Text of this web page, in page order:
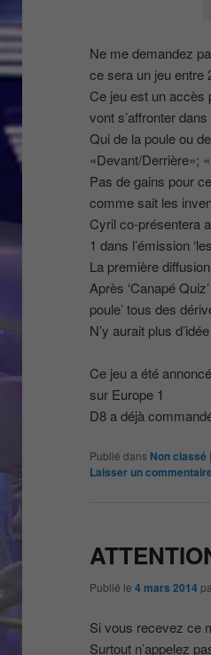
Ne me demandez
ce sera un jeu entre
Ce jeu est un accès
vont s’affronter
Qui de la poule ou
«Devant/Derrière»;
Pas de gains pour
comme sait les
Cyril co-présentera
1 dans l’émission
La première
Après ‘Canapé
poule’ tous des
N’y aurait plus
Ce jeu a été
sur Europe 1
D8 a déjà
Publié dans Non classé |
Laisser un commentaire
Publié le 4 mars 2014
Si vous recevez ce
Surtout n’appelez